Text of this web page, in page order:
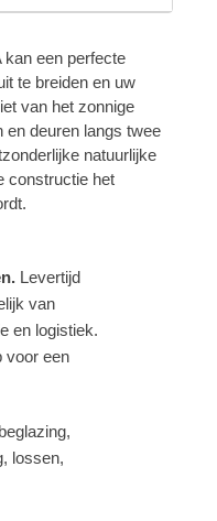
kan een perfecte
te breiden en uw
van het zonnige
en deuren langs twee
natuurlijke
constructie het
Levertijd
van
en logistiek.
voor een
lossen,